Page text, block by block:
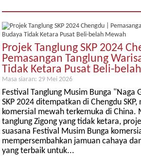
Projek Tanglung SKP 2024
Pemasangan Tanglung
Tidak Ketara Pusat Beli-
Masa siaran: 29 Mei 2026
Festival Tanglung Musim Bunga "Naga
SKP 2024 ditempatkan di Chengdu
komersial mewah terkemuka di China.
tanglung Zigong yang tidak ketara,
suasana Festival Musim Bunga
mempersembahkan jamuan cahaya
yang terbaik untuk...